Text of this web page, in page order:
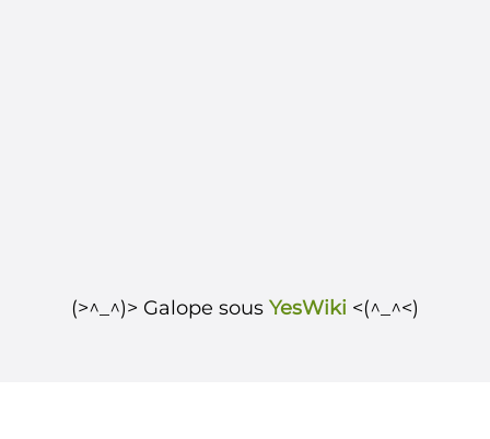
(>^_^)> Galope sous YesWiki <(^_^<)